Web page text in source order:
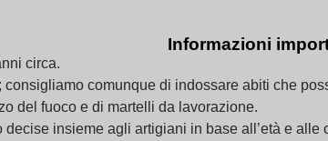
Informazioni
circa.
comunque di indossare abiti che
del fuoco e di martelli da lavorazione.
insieme agli artigiani in base all’età e